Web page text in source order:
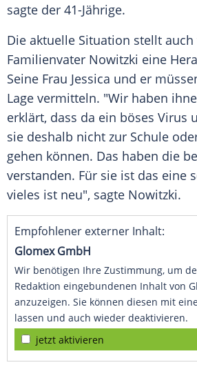
sagte der 41-Jährige.
Die aktuelle Situation stellt
Familienvater Nowitzki eine
Seine Frau Jessica und er
Lage vermitteln. "Wir haben
erklärt, dass da ein böses Virus
sie deshalb nicht zur Schule
gehen können. Das haben die
verstanden. Für sie ist das eine
vieles ist neu", sagte Nowitzki.
Empfohlener externer Inhalt:
Glomex GmbH
Wir benötigen Ihre Zustimmung, um
Redaktion eingebundenen Inhalt von
anzuzeigen. Sie können diesen mit
lassen und auch wieder deaktivieren.
jetzt aktivieren